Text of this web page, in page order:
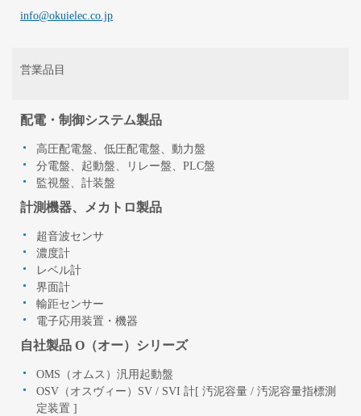
info@okuielec.co.jp
営業品目
配電・制御システム製品
高圧配電盤、低圧配電盤、動力盤
分電盤、起動盤、リレー盤、PLC盤
監視盤、計装盤
計測機器、メカトロ製品
超音波センサ
濃度計
レベル計
界面計
輸距センサー
電子応用装置・機器
自社製品 O（オー）シリーズ
OMS（オムス）汎用起動盤
OSV（オスヴィー）SV / SVI 計[ 汚泥容量 / 汚泥容量指標測
定装置 ]